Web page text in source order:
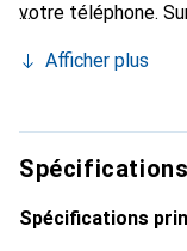
votre téléphone.
l'accessoire chic et
ses produits de
pour une clientèle
Afficher plus
Spécifications
Spécifications